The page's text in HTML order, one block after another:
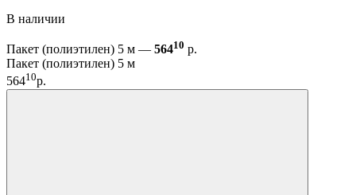
В наличии
Пакет (полиэтилен) 5 м — 56410 р.
Пакет (полиэтилен) 5 м
56410р.